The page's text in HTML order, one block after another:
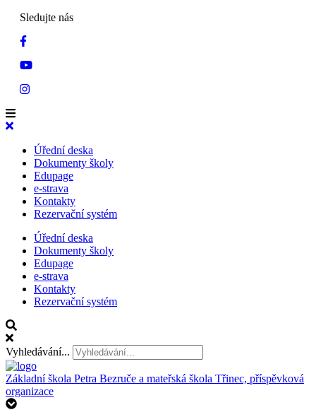
Sledujte nás
Úřední deska
Dokumenty školy
Edupage
e-strava
Kontakty
Rezervační systém
Úřední deska
Dokumenty školy
Edupage
e-strava
Kontakty
Rezervační systém
Vyhledávání...
Základní škola Petra Bezruče a mateřská škola Třinec, příspěvková
organizace